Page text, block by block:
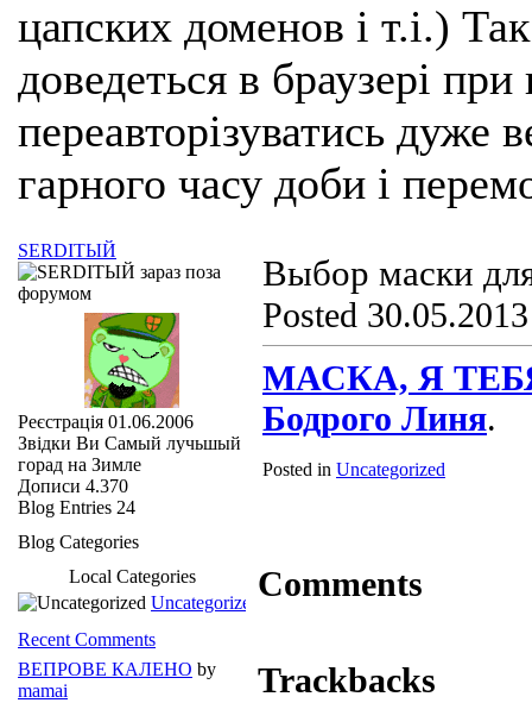
цапских доменов і т.і.)
доведеться в браузері
переавторізуватись
гарного часу доби і
Выбор маски
Posted
МАСКА, Я
Бодрого Линя.
Posted in Uncategorized
Comments
Trackbacks
SERDIТЫЙ
Реєстрація 01.06.2006
Звідки Ви Самый лучьшый
горад на Зимле
Дописи 4.370
Blog Entries 24
Blog Categories
Local Categories
Uncategorized
Recent Comments
ВЕПРОВЕ КАЛЕНО by
mamai